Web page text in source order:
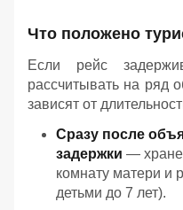
Что положено
Если рейс
рассчитывать на ряд
зависят от
Сразу после
задержки —
комнату матери и
детьми до 7 лет).